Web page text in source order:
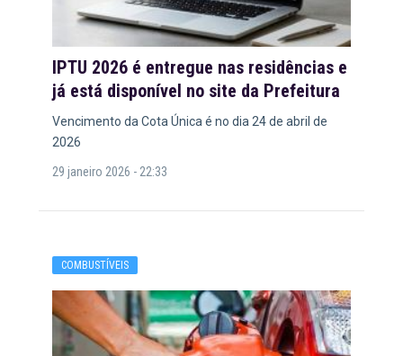
IPTU 2026 é entregue nas residências e
já está disponível no site da Prefeitura
Vencimento da Cota Única é no dia 24 de abril de
2026
29 janeiro 2026 - 22:33
COMBUSTÍVEIS